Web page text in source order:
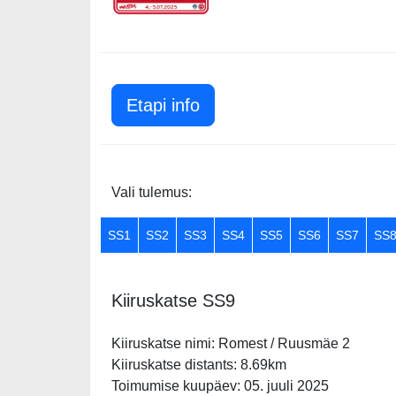
Etapi info
Vali tulemus:
SS1 SS2 SS3 SS4 SS5 SS6 SS7 SS8
Kiiruskatse SS9
Kiiruskatse nimi: Romest / Ruusmäe 2
Kiiruskatse distants: 8.69km
Toimumise kuupäev: 05. juuli 2025